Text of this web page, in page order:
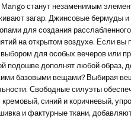
станут незаменимым
загар. Джинсовые бермуды
для создания
на открытом воздухе. Если вы
для особых вечеров или
подошве дополнят любой образ,
базовыми вещами? Выбирая
Свободные силуэты
синий и коричневый,
и фактурные ткани,